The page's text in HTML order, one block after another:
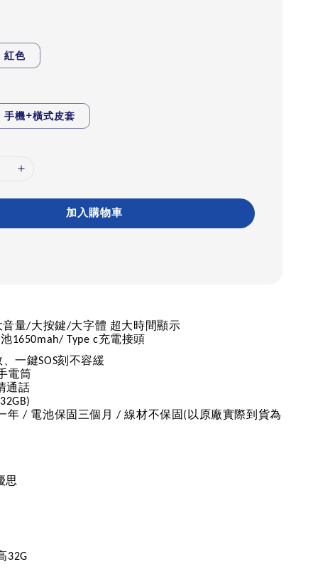
紅色
手機+橫式皮套
加入購物車
音量/大按鍵/大字體 超大時間顯示
1650mah/ Type c充電接頭
、一鍵SOS刻不容緩
電筒
通話
32GB)
年 / 電池保固三個月 /線材不保固 ( 以原廠實際到貨為
思
32G